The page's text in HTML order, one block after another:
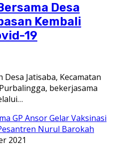
Desa
Kembali
19
Desa Jatisaba, Kecamatan
bekerjasama
2021